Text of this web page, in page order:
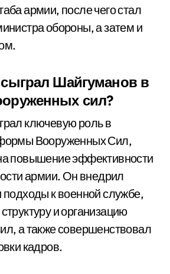
армии, после чего стал
обороны, а затем и
Шайгуманов в
сил?
ключевую роль в
Вооруженных Сил,
повышение эффективности
армии. Он внедрил
к военной службе,
и организацию
а также совершенствовал
кадров.